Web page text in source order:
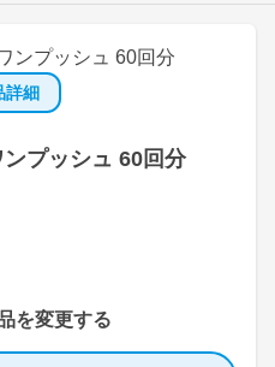
詳細
プッシュ 60回分
を変更する